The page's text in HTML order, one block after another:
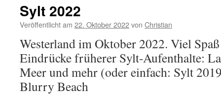
Sylt 2022
Veröffentlicht am 22. Oktober 2022von Christian
Westerland im Oktober 2022. Viel
Eindrücke früherer Sylt-Aufenthalte:
Meer und mehr (oder einfach: Sylt
Blurry Beach